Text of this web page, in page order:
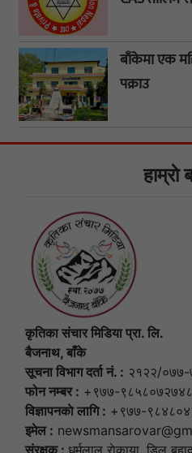
बाँकेमा एक
पक्राउ
हाम्राे
कृतिका संचार मिडिया प्रा. लि.
बैजनाथ, बाँके
सूचना विभाग दर्ता नं. : २१२२/०७७-
फोन नम्बर : +९७७-९८५८०७२७४८
विज्ञापनकाे लागि : +९७७-
इमेल :
संरक्षक : धर्मलाल राेकाया, डिल